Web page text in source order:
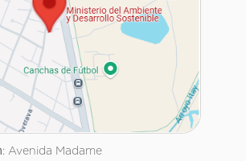
: Avenida Madame